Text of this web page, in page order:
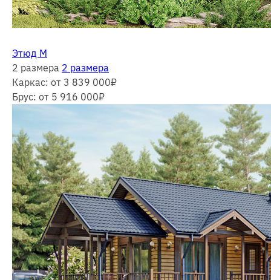
Этюд М
2 размера 2 размера
Каркас: от 3 839 000₽
Брус: от 5 916 000₽